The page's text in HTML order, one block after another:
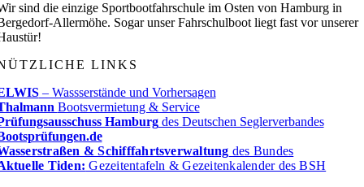
sind die einzige Sportbootfahrschule im Osten von Hamburg in
Allermöhe. Sogar unser Fahrschulboot liegt fast vor unserer
LINKS
– Wassserstände und Vorhersagen
Bootsvermietung & Service
Hamburgdes Deutschen Seglerverbandes
& Schifffahrtsverwaltung des Bundes
Tiden: Gezeitentafeln & Gezeitenkalender des BSH